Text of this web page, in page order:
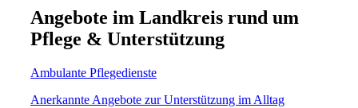
Angebote im Landkreis rund um
Pflege & Unterstützung
Ambulante Pflegedienste
Anerkannte Angebote zur Unterstützung im Alltag